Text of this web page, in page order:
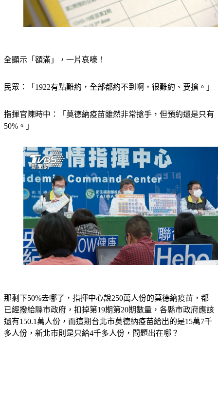
全顯示「額滿」，一片哀嚎！
民眾：「1922有點難約，全部都約不到啊，很難約、要搶。」
指揮官陳時中：「莫德納疫苗雖然非常搶手，但預約還是只有
50%。」
那剩下50%去哪了，指揮中心說250萬人份的莫德納疫苗，都
已經撥給縣市政府，扣掉第19期第20期數量，各縣市政府應該
還有150.1萬人份，而這期台北市莫德納疫苗給出的是15萬7千
多人份，新北市則是只給4千多人份，問題出在哪？